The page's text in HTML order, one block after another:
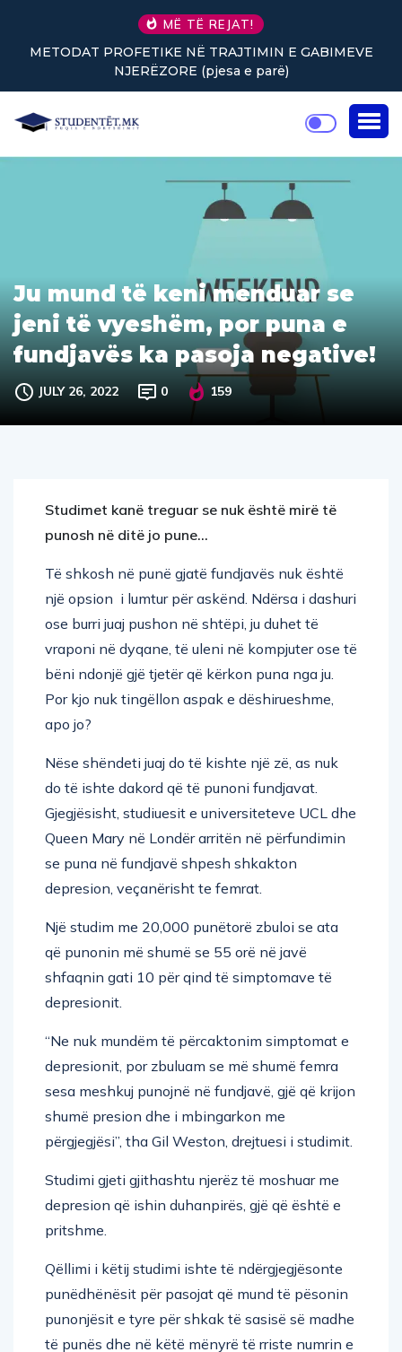
MË TË REJAT!
TRAJTIMIN E GABIMEVE
Nuk keni vullnet për të
Ju mund të keni menduar se
jeni të vyeshëm, por puna e
fundjavës ka pasoja negative!
JULY 26, 2022 0 159
Studimet kanë treguar se nuk është mirë të
punosh në ditë jo pune…
Të shkosh në punë gjatë fundjavës nuk është
një opsion i lumtur për askënd. Ndërsa i dashuri
ose burri juaj pushon në shtëpi, ju duhet të
vraponi në dyqane, të uleni në kompjuter ose të
bëni ndonjë gjë tjetër që kërkon puna nga ju.
Por kjo nuk tingëllon aspak e dëshirueshme,
apo jo?
Nëse shëndeti juaj do të kishte një zë, as nuk
do të ishte dakord që të punoni fundjavat.
Gjegjësisht, studiuesit e universiteteve UCL dhe
Queen Mary në Londër arritën në përfundimin
se puna në fundjavë shpesh shkakton
depresion, veçanërisht te femrat.
Një studim me 20,000 punëtorë zbuloi se ata
që punonin më shumë se 55 orë në javë
shfaqnin gati 10 për qind të simptomave të
depresionit.
“Ne nuk mundëm të përcaktonim simptomat e
depresionit, por zbuluam se më shumë femra
sesa meshkuj punojnë në fundjavë, gjë që krijon
shumë presion dhe i mbingarkon me
përgjegjësi”, tha Gil Weston, drejtuesi i studimit.
Studimi gjeti gjithashtu njerëz të moshuar me
depresion që ishin duhanpirës, ​​gjë që është e
pritshme.
Qëllimi i këtij studimi ishte të ndërgjegjësonte
punëdhënësit për pasojat që mund të pësonin
punonjësit e tyre për shkak të sasisë së madhe
të punës dhe në këtë mënyrë të rriste numrin e